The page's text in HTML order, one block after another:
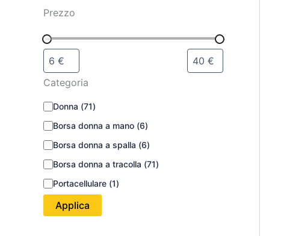
Prezzo
Categoria
Donna (71)
Borsa donna a mano (6)
Borsa donna a spalla (6)
Borsa donna a tracolla (71)
Portacellulare (1)
Applica